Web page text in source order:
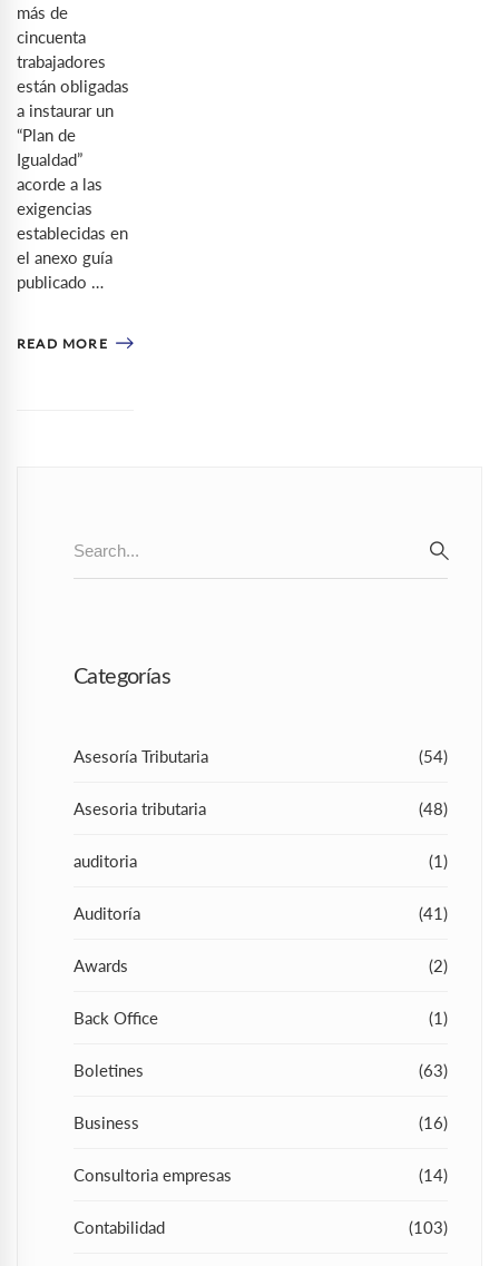
más de
cincuenta
trabajadores
están obligadas
a instaurar un
“Plan de
Igualdad”
acorde a las
exigencias
establecidas en
el anexo guía
publicado …
READ MORE
for:
Categorías
Asesoría Tributaria (54)
Asesoria tributaria (48)
auditoria (1)
Auditoría (41)
Awards (2)
Back Office (1)
Boletines (63)
Business (16)
Consultoria empresas (14)
Contabilidad (103)